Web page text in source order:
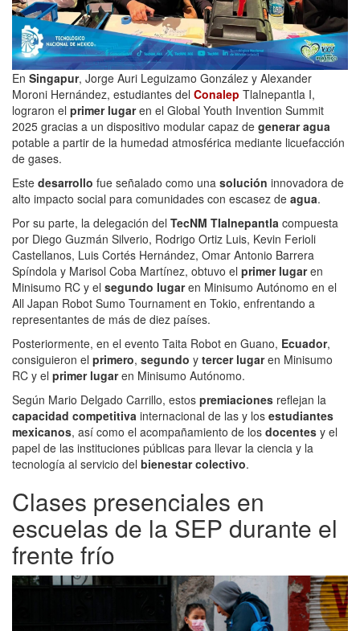
En Singapur, Jorge Auri Leguizamo González y Alexander
Moroni Hernández, estudiantes del Conalep Tlalnepantla I,
lograron el primer lugaren el Global Youth Invention Summit
2025 gracias a un dispositivo modular capaz de generar agua
potable a partir de la humedad atmosférica mediante licuefacción
de gases.
Este desarrollo fue señalado como una solución innovadora de
alto impacto social para comunidades con escasez de agua.
Por su parte, la delegación del TecNM Tlalnepantla compuesta
por Diego Guzmán Silverio, Rodrigo Ortiz Luis, Kevin Ferioli
Castellanos, Luis Cortés Hernández, Omar Antonio Barrera
Spíndola y Marisol Coba Martínez, obtuvo el primer lugaren
Minisumo RC y el segundo lugaren Minisumo Autónomo en el
All Japan Robot Sumo Tournament en Tokio, enfrentando a
representantes de más de diez países.
Posteriormente, en el evento Taita Robot en Guano, Ecuador,
consiguieron el primero, segundo y tercer lugaren Minisumo
RC y el primer lugaren Minisumo Autónomo.
Según Mario Delgado Carrillo, estos premiaciones reflejan la
capacidad competitiva internacional de las y los estudiantes
mexicanos, así como el acompañamiento de los docentes y el
papel de las instituciones públicas para llevar la ciencia y la
tecnología al servicio del bienestar colectivo.
Clases presenciales en
escuelas de la SEP durante el
frente frío